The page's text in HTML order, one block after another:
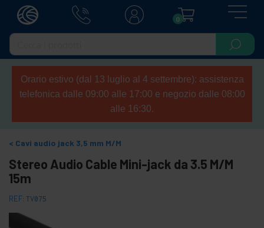
0
Orario estivo (dal 13 luglio al 4 settembre): assistenza
telefonica dalle 09:00 alle 17:00 e negozio dalle 08:00
alle 16:30.
Cavi audio jack 3,5 mm M/M
Stereo Audio Cable Mini-jack da 3.5 M/M
15m
REF: TV075